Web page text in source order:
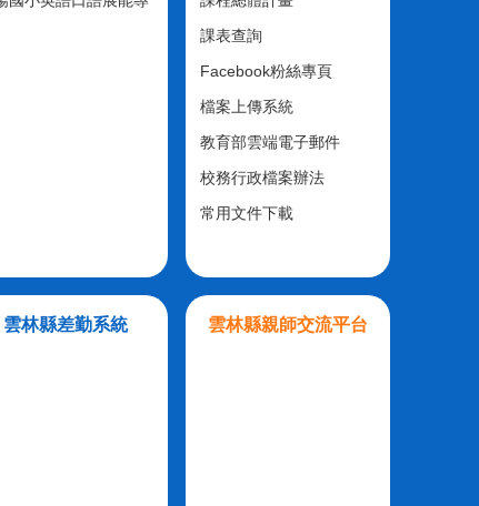
課表查詢
Facebook粉絲專頁
檔案上傳系統
教育部雲端電子郵件
校務行政檔案辦法
常用文件下載
雲林縣差勤系統 雲林縣親師交流平台